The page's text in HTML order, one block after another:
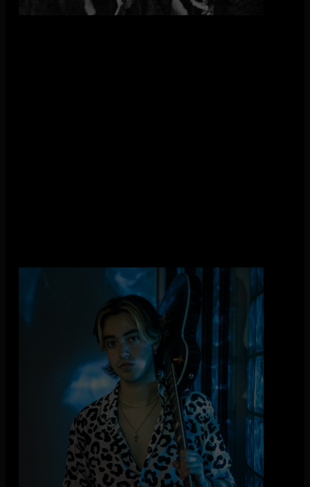
Zikko Lopez is een Spaans-Chileense artiest gevestigd in
Hilversum. Zijn muziek is een mix van catchy pop en 80’s
rock; dansbaar, sfeervol en ook een beetje hoopvol. Met zijn
charisma en energieke liveshows weet Zikko samen met zijn
band iedereen in het publiek mee te slepen.